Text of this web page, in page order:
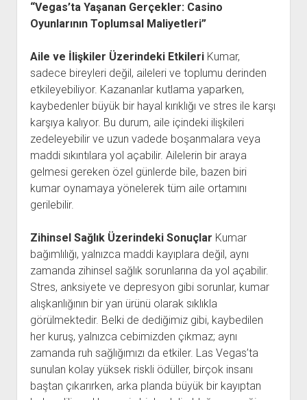
“Vegas’ta Yaşanan Gerçekler: Casino
Oyunlarının Toplumsal Maliyetleri”
Aile ve İlişkiler Üzerindeki EtkileriKumar,
sadece bireyleri değil, aileleri ve toplumu derinden
etkileyebiliyor. Kazananlar kutlama yaparken,
kaybedenler büyük bir hayal kırıklığı ve stres ile karşı
karşıya kalıyor. Bu durum, aile içindeki ilişkileri
zedeleyebilir ve uzun vadede boşanmalara veya
maddi sıkıntılara yol açabilir. Ailelerin bir araya
gelmesi gereken özel günlerde bile, bazen biri
kumar oynamaya yönelerek tüm aile ortamını
gerilebilir.
Zihinsel Sağlık Üzerindeki Sonuçlar Kumar
bağımlılığı, yalnızca maddi kayıplara değil, aynı
zamanda zihinsel sağlık sorunlarına da yol açabilir.
Stres, anksiyete ve depresyon gibi sorunlar, kumar
alışkanlığının bir yan ürünü olarak sıklıkla
görülmektedir. Belki de dediğimiz gibi, kaybedilen
her kuruş, yalnızca cebimizden çıkmaz; aynı
zamanda ruh sağlığımızı da etkiler. Las Vegas’ta
sunulan kolay yüksek riskli ödüller, birçok insanı
baştan çıkarırken, arka planda büyük bir kayıptan